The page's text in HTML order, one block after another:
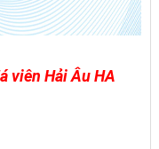
viên Hải Âu HA